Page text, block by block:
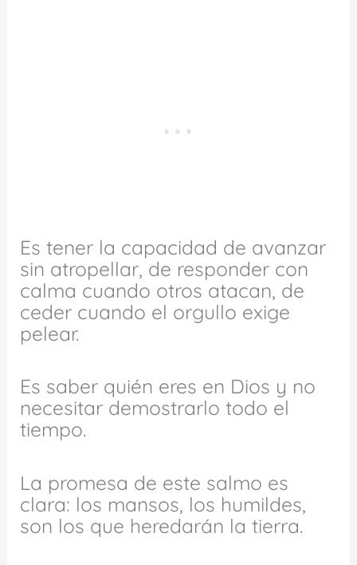
Es tener la capacidad de avanzar
sin atropellar, de responder con
calma cuando otros atacan, de
ceder cuando el orgullo exige
pelear.
Es saber quién eres en Dios y no
necesitar demostrarlo todo el
tiempo.
La promesa de este salmo es
clara: los mansos, los humildes,
son los que heredarán la tierra.